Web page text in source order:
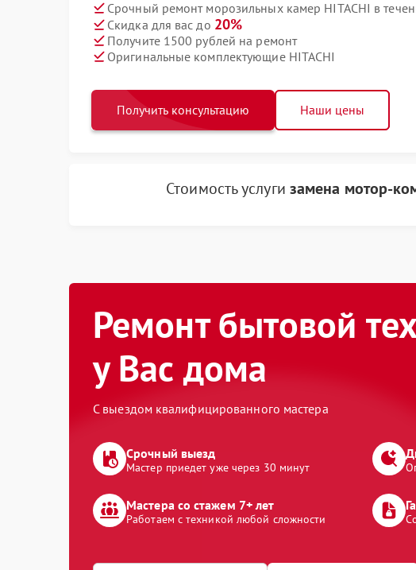
Срочный ремонт морозильных камер HITACHI в
Скидка для вас до 20%
Получите 1500 рублей на ремонт
Оригинальные комплектующие HITACHI
Получить консультацию Наши цены
Стоимость услуги замена мотор-
Ремонт бытовой
у Вас дома
С выездом квалифицированного мастера
Срочный выезд
Мастер приедет уже через 30 минут
Мастера со стажем 7+ лет
Работаем с техникой любой сложности